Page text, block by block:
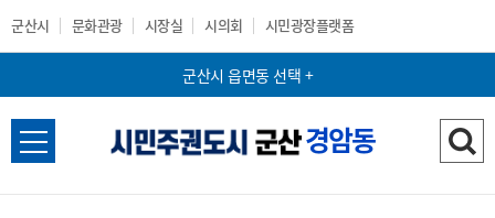
군산시 문화관광 시장실 시의회 시민광장플랫폼
군산시 읍면동 선택 +
경암동
전
검